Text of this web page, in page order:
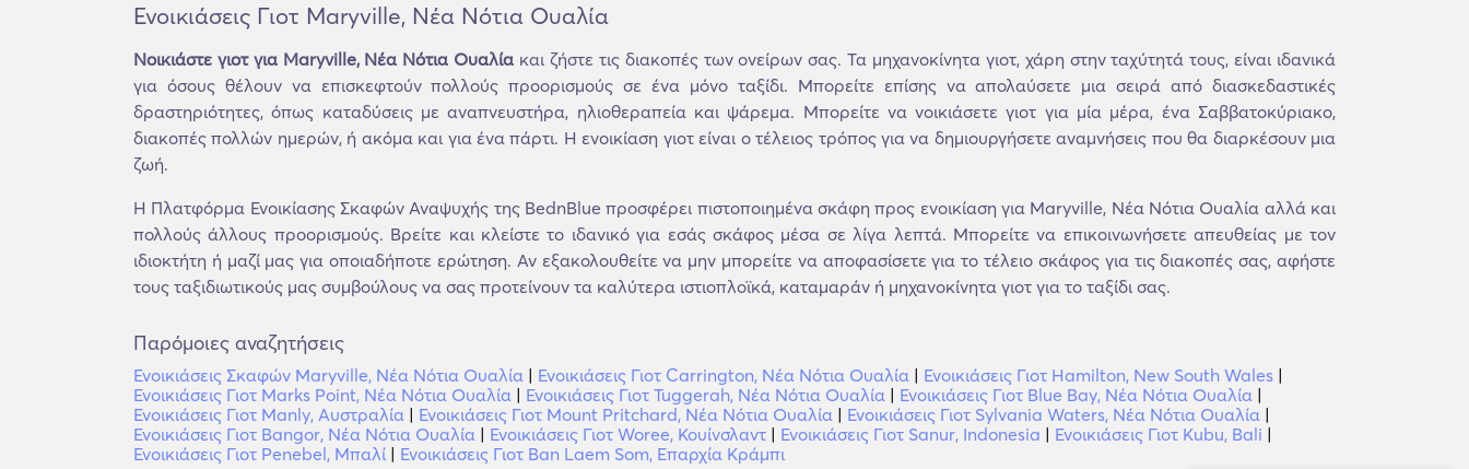
Ενοικιάσεις Γιοτ Maryville, Νέα Νότια Ουαλία
Νοικιάστε γιοτ για Maryville, Νέα Νότια Ουαλία και ζήστε τις διακοπές των ονείρων σας. Τα μηχανοκίνητα γιοτ, χάρη στην ταχύτητά τους, είναι ιδανικά
για όσους θέλουν να επισκεφτούν πολλούς προορισμούς σε ένα μόνο ταξίδι. Μπορείτε επίσης να απολαύσετε μια σειρά από διασκεδαστικές
δραστηριότητες, όπως καταδύσεις με αναπνευστήρα, ηλιοθεραπεία και ψάρεμα. Μπορείτε να νοικιάσετε γιοτ για μία μέρα, ένα Σαββατοκύριακο,
διακοπές πολλών ημερών, ή ακόμα και για ένα πάρτι. Η ενοικίαση γιοτ είναι ο τέλειος τρόπος για να δημιουργήσετε αναμνήσεις που θα διαρκέσουν μια
ζωή.
Η Πλατφόρμα Ενοικίασης Σκαφών Αναψυχής της BednBlue προσφέρει πιστοποιημένα σκάφη προς ενοικίαση για Maryville, Νέα Νότια Ουαλία αλλά και
πολλούς άλλους προορισμούς. Βρείτε και κλείστε το ιδανικό για εσάς σκάφος μέσα σε λίγα λεπτά. Μπορείτε να επικοινωνήσετε απευθείας με τον
ιδιοκτήτη ή μαζί μας για οποιαδήποτε ερώτηση. Αν εξακολουθείτε να μην μπορείτε να αποφασίσετε για το τέλειο σκάφος για τις διακοπές σας, αφήστε
τους ταξιδιωτικούς μας συμβούλους να σας προτείνουν τα καλύτερα ιστιοπλοϊκά, καταμαράν ή μηχανοκίνητα γιοτ για το ταξίδι σας.
Παρόμοιες αναζητήσεις
Ενοικιάσεις Σκαφών Maryville, Νέα Νότια Ουαλία | Ενοικιάσεις Γιοτ Carrington, Νέα Νότια Ουαλία | Ενοικιάσεις Γιοτ Hamilton, New South Wales |
Ενοικιάσεις Γιοτ Marks Point, Νέα Νότια Ουαλία | Ενοικιάσεις Γιοτ Tuggerah, Νέα Νότια Ουαλία | Ενοικιάσεις Γιοτ Blue Bay, Νέα Νότια Ουαλία |
Ενοικιάσεις Γιοτ Manly, Αυστραλία | Ενοικιάσεις Γιοτ Mount Pritchard, Νέα Νότια Ουαλία | Ενοικιάσεις Γιοτ Sylvania Waters, Νέα Νότια Ουαλία |
Ενοικιάσεις Γιοτ Bangor, Νέα Νότια Ουαλία | Ενοικιάσεις Γιοτ Woree, Κουίνσλαντ | Ενοικιάσεις Γιοτ Sanur, Indonesia | Ενοικιάσεις Γιοτ Kubu, Bali |
Ενοικιάσεις Γιοτ Penebel, Μπαλί | Ενοικιάσεις Γιοτ Ban Laem Som, Επαρχία Κράμπι